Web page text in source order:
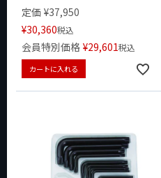
定価 ¥37,950
¥30,360税込
会員特別価格 ¥29,601税込
カートに入れる